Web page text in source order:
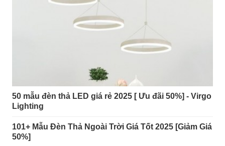
Đèn thả chao thủy tinh trang trí nội thất.
50 mẫu đèn thả LED giá rẻ 2025 [ Ưu đãi 50%] - Virgo
Lighting
101+ Mẫu Đèn Thả Ngoài Trời Giá Tốt 2025 [Giảm Giá
50%]